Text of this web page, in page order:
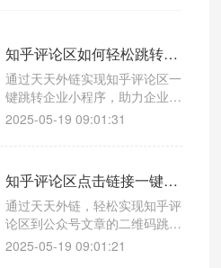
知乎评论区如何轻松跳转企业小程序？天天外链快速引流
通过天天外链实现知乎评论区一
键跳转企业小程序，助力企业高
效引流和精准获客。
2025-05-19 09:01:31
知乎评论区点击链接一键跳转微信公众号文章方法指南！一键跳转操作超简单
通过天天外链，轻松实现知乎评
论区到公众号文章的二维码跳
转，提升公众号流量和粉丝互
2025-05-19 09:01:21